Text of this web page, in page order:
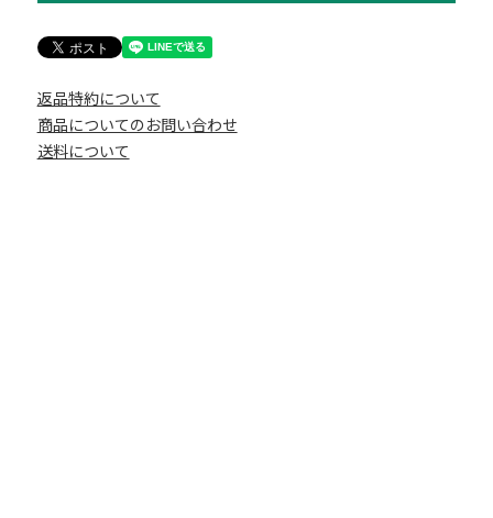
返品特約について
商品についてのお問い合わせ
送料について